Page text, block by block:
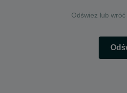
Odśwież lub